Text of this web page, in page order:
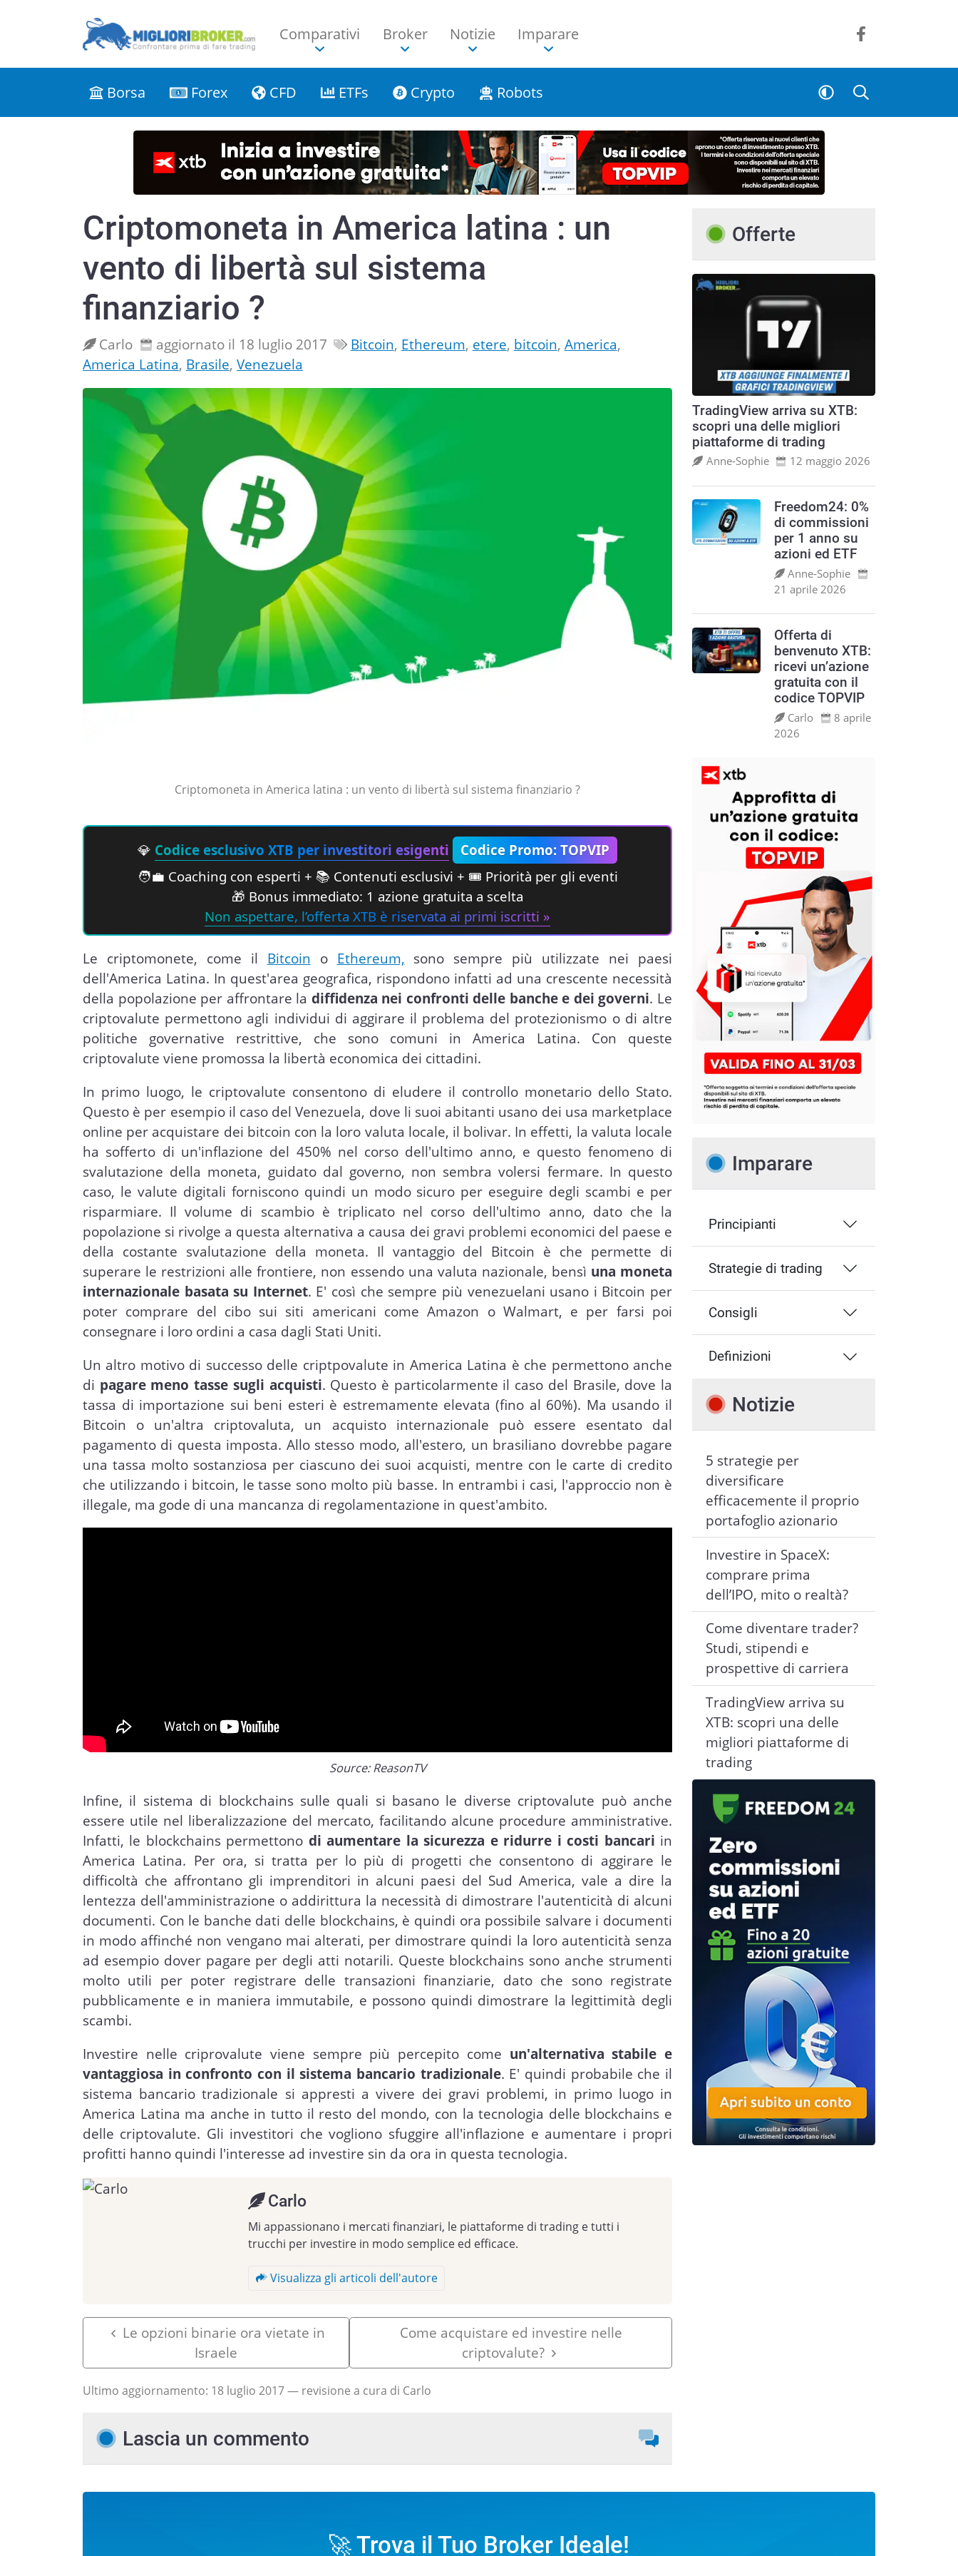
Comparativi Broker Notizie Imparare
Borsa Forex CFD ETFs Crypto Robots
Criptomoneta in America latina : un
vento di libertà sul sistema
finanziario ?
Carlo aggiornato il 18 luglio 2017 Bitcoin, Ethereum, etere, bitcoin, America,
America Latina, Brasile,Venezuela
Criptomoneta in America latina : un vento di libertà sul sistema finanziario ?
💎 Codice esclusivo XTB per investitori esigenti
Codice Promo: TOPVIP
🧑‍💼 Coaching con esperti + 📚 Contenuti esclusivi + 🎟 Priorità per gli eventi
🎁 Bonus immediato: 1 azione gratuita a scelta
Non aspettare, l’offerta XTB è riservata ai primi iscritti »
Le criptomonete, come il Bitcoin o Ethereum, sono sempre più utilizzate nei paesi
dell'America Latina. In quest'area geografica, rispondono infatti ad una crescente necessità
della popolazione per affrontare la diffidenza nei confronti delle banche e dei governi. Le
criptovalute permettono agli individui di aggirare il problema del protezionismo o di altre
politiche governative restrittive, che sono comuni in America Latina. Con queste
criptovalute viene promossa la libertà economica dei cittadini.
In primo luogo, le criptovalute consentono di eludere il controllo monetario dello Stato.
Questo è per esempio il caso del Venezuela, dove li suoi abitanti usano dei usa marketplace
online per acquistare dei bitcoin con la loro valuta locale, il bolivar. In effetti, la valuta locale
ha sofferto di un'inflazione del 450% nel corso dell'ultimo anno, e questo fenomeno di
svalutazione della moneta, guidato dal governo, non sembra volersi fermare. In questo
caso, le valute digitali forniscono quindi un modo sicuro per eseguire degli scambi e per
risparmiare. Il volume di scambio è triplicato nel corso dell'ultimo anno, dato che la
popolazione si rivolge a questa alternativa a causa dei gravi problemi economici del paese e
della costante svalutazione della moneta. Il vantaggio del Bitcoin è che permette di
superare le restrizioni alle frontiere, non essendo una valuta nazionale, bensì una moneta
internazionale basata su Internet. E' così che sempre più venezuelani usano i Bitcoin per
poter comprare del cibo sui siti americani come Amazon o Walmart, e per farsi poi
consegnare i loro ordini a casa dagli Stati Uniti.
Un altro motivo di successo delle criptpovalute in America Latina è che permettono anche
di pagare meno tasse sugli acquisti. Questo è particolarmente il caso del Brasile, dove la
tassa di importazione sui beni esteri è estremamente elevata (fino al 60%). Ma usando il
Bitcoin o un'altra criptovaluta, un acquisto internazionale può essere esentato dal
pagamento di questa imposta. Allo stesso modo, all'estero, un brasiliano dovrebbe pagare
una tassa molto sostanziosa per ciascuno dei suoi acquisti, mentre con le carte di credito
che utilizzando i bitcoin, le tasse sono molto più basse. In entrambi i casi, l'approccio non è
illegale, ma gode di una mancanza di regolamentazione in quest'ambito.
Source: ReasonTV
Infine, il sistema di blockchains sulle quali si basano le diverse criptovalute può anche
essere utile nel liberalizzazione del mercato, facilitando alcune procedure amministrative.
Infatti, le blockchains permettono di aumentare la sicurezza e ridurre i costi bancari in
America Latina. Per ora, si tratta per lo più di progetti che consentono di aggirare le
difficoltà che affrontano gli imprenditori in alcuni paesi del Sud America, vale a dire la
lentezza dell'amministrazione o addirittura la necessità di dimostrare l'autenticità di alcuni
documenti. Con le banche dati delle blockchains, è quindi ora possibile salvare i documenti
in modo affinché non vengano mai alterati, per dimostrare quindi la loro autenticità senza
ad esempio dover pagare per degli atti notarili. Queste blockchains sono anche strumenti
molto utili per poter registrare delle transazioni finanziarie, dato che sono registrate
pubblicamente e in maniera immutabile, e possono quindi dimostrare la legittimità degli
scambi.
Investire nelle criprovalute viene sempre più percepito come un'alternativa stabile e
vantaggiosa in confronto con il sistema bancario tradizionale. E' quindi probabile che il
sistema bancario tradizionale si appresti a vivere dei gravi problemi, in primo luogo in
America Latina ma anche in tutto il resto del mondo, con la tecnologia delle blockchains e
delle criptovalute. Gli investitori che vogliono sfuggire all'inflazione e aumentare i propri
profitti hanno quindi l'interesse ad investire sin da ora in questa tecnologia.
Carlo
Mi appassionano i mercati finanziari, le piattaforme di trading e tutti i
trucchi per investire in modo semplice ed efficace.
Visualizza gli articoli dell'autore
Le opzioni binarie ora vietate in
Israele
Come acquistare ed investire nelle
criptovalute?
Ultimo aggiornamento: 18 luglio 2017— revisione a cura di Carlo
Lascia un commento
Offerte
TradingView arriva su XTB:
scopri una delle migliori
piattaforme di trading
Anne‑Sophie 12 maggio 2026
Freedom24: 0%
di commissioni
per 1 anno su
azioni ed ETF
Anne‑Sophie
21 aprile 2026
Offerta di
benvenuto XTB:
ricevi un’azione
gratuita con il
codice TOPVIP
Carlo
8 aprile
2026
Imparare
Principianti
Strategie di trading
Consigli
Definizioni
Notizie
5 strategie per
diversificare
efficacemente il proprio
portafoglio azionario
Investire in SpaceX:
comprare prima
dell’IPO, mito o realtà?
Come diventare trader?
Studi, stipendi e
prospettive di carriera
TradingView arriva su
XTB: scopri una delle
migliori piattaforme di
trading
🚀 Trova il Tuo Broker Ideale!